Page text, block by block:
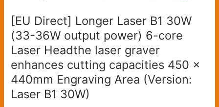
[EU Direct] Longer Laser B1 30W
(33-36W output power) 6-core
Laser Headthe laser graver
enhances cutting capacities 450 x
440mm Engraving Area (Version:
Laser B1 30W)
capacities
450
x
440mm
Engraving
Area
(Version: